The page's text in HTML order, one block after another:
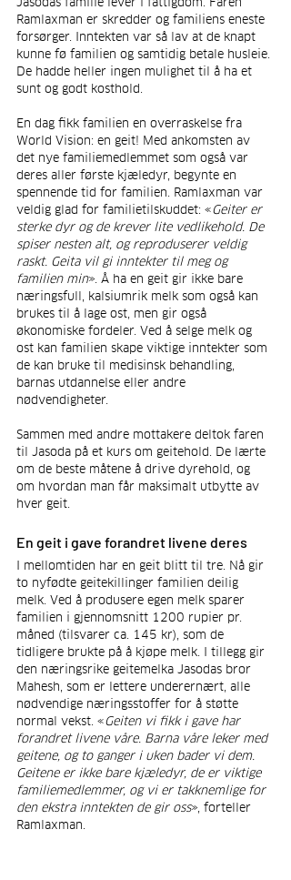
Ramlaxman er skredder og familiens eneste
forsørger. Inntekten var så lav at de knapt
kunne fø familien og samtidig betale husleie.
De hadde heller ingen mulighet til å ha et
sunt og godt kosthold.
En dag fikk familien en overraskelse fra
World Vision: en geit! Med ankomsten av
det nye familiemedlemmet som også var
deres aller første kjæledyr, begynte en
spennende tid for familien. Ramlaxman var
veldig glad for familietilskuddet: «Geiter er
sterke dyr og de krever lite vedlikehold. De
spiser nesten alt, og reproduserer veldig
raskt. Geita vil gi inntekter til meg og
familien min». Å ha en geit gir ikke bare
næringsfull, kalsiumrik melk som også kan
brukes til å lage ost, men gir også
økonomiske fordeler. Ved å selge melk og
ost kan familien skape viktige inntekter som
de kan bruke til medisinsk behandling,
barnas utdannelse eller andre
nødvendigheter.
Sammen med andre mottakere deltok faren
til Jasoda på et kurs om geitehold. De lærte
om de beste måtene å drive dyrehold, og
om hvordan man får maksimalt utbytte av
hver geit.
En geit i gave forandret livene deres
I mellomtiden har en geit blitt til tre. Nå gir
to nyfødte geitekillinger familien deilig
melk. Ved å produsere egen melk sparer
familien i gjennomsnitt 1200 rupier pr.
måned (tilsvarer ca. 145 kr), som de
tidligere brukte på å kjøpe melk. I tillegg gir
den næringsrike geitemelka Jasodas bror
Mahesh, som er lettere underernært, alle
nødvendige næringsstoffer for å støtte
normal vekst. «Geiten vi fikk i gave har
forandret livene våre. Barna våre leker med
geitene, og to ganger i uken bader vi dem.
Geitene er ikke bare kjæledyr, de er viktige
familiemedlemmer, og vi er takknemlige for
den ekstra inntekten de gir oss», forteller
Ramlaxman.